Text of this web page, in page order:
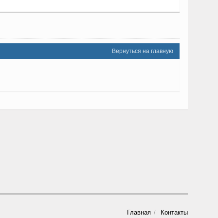
Вернуться на главную
Главная Контакты